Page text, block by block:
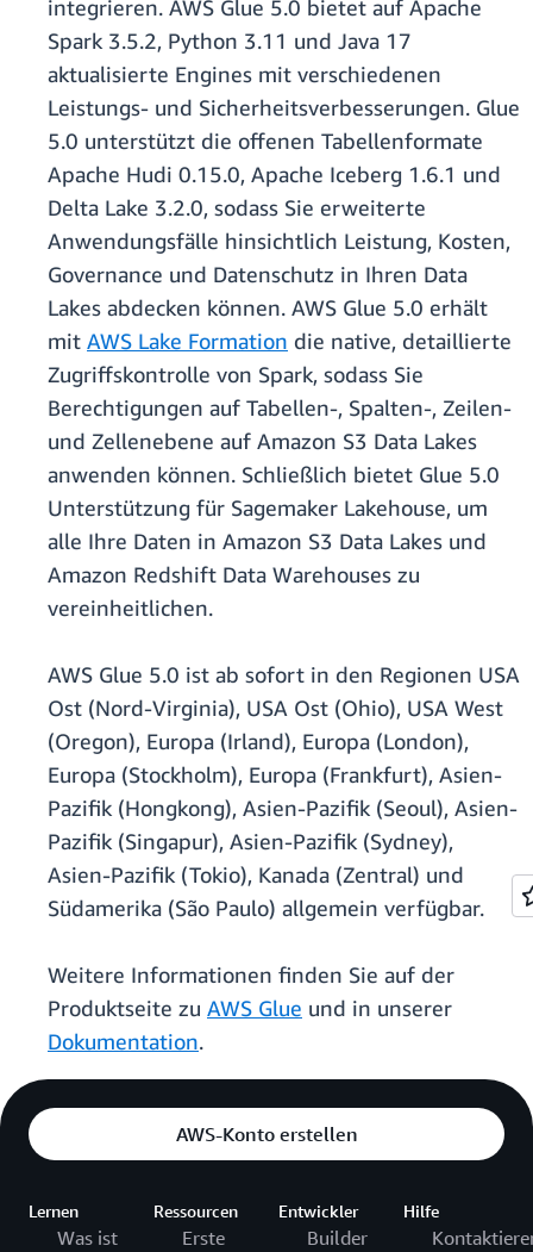
integrieren. AWS Glue 5.0 bietet auf Apache
Spark 3.5.2, Python 3.11 und Java 17
aktualisierte Engines mit verschiedenen
Leistungs- und Sicherheitsverbesserungen. Glue
5.0 unterstützt die offenen Tabellenformate
Apache Hudi 0.15.0, Apache Iceberg 1.6.1 und
Delta Lake 3.2.0, sodass Sie erweiterte
Anwendungsfälle hinsichtlich Leistung, Kosten,
Governance und Datenschutz in Ihren Data
Lakes abdecken können. AWS Glue 5.0 erhält
mit AWS Lake Formation die native, detaillierte
Zugriffskontrolle von Spark, sodass Sie
Berechtigungen auf Tabellen-, Spalten-, Zeilen-
und Zellenebene auf Amazon S3 Data Lakes
anwenden können. Schließlich bietet Glue 5.0
Unterstützung für Sagemaker Lakehouse, um
alle Ihre Daten in Amazon S3 Data Lakes und
Amazon Redshift Data Warehouses zu
vereinheitlichen.
AWS Glue 5.0 ist ab sofort in den Regionen USA
Ost (Nord-Virginia), USA Ost (Ohio), USA West
(Oregon), Europa (Irland), Europa (London),
Europa (Stockholm), Europa (Frankfurt), Asien-
Pazifik (Hongkong), Asien-Pazifik (Seoul), Asien-
Pazifik (Singapur), Asien-Pazifik (Sydney),
Asien-Pazifik (Tokio), Kanada (Zentral) und
Südamerika (São Paulo) allgemein verfügbar.
Weitere Informationen finden Sie auf der
Produktseite zu AWS Glue und in unserer
Dokumentation.
AWS-Konto erstellen
Lernen
Was ist
Ressourcen
Erste
Entwickler
Builder
Hilfe